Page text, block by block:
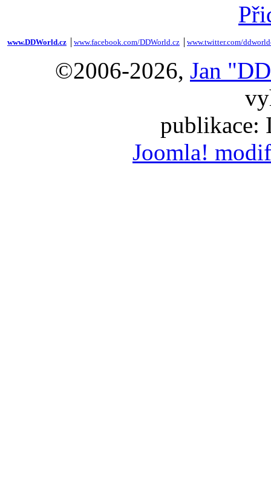
www.DDWorld.cz www.facebook.com/DDWorld.cz www.twitter.com/
©2006-2026, Jan
publikace:
Joomla!